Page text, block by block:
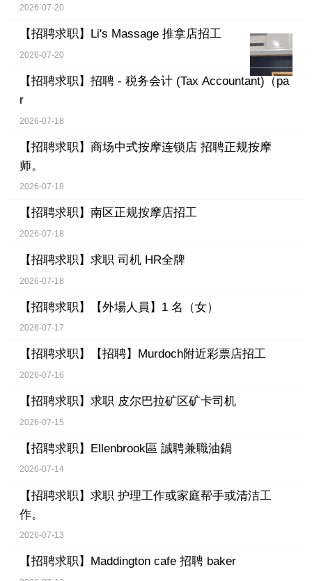
2026-07-20
【招聘求职】 Li's Massage 推拿店招工
2026-07-20
【招聘求职】 招聘 - 税务会计 (Tax Accountant)（pa
r
2026-07-18
【招聘求职】 商场中式按摩连锁店 招聘正规按摩
师。
2026-07-18
【招聘求职】 南区正规按摩店招工
2026-07-18
【招聘求职】 求职 司机 HR全牌
2026-07-18
【招聘求职】 【外場人員】1 名（女）
2026-07-17
【招聘求职】 【招聘】Murdoch附近彩票店招工
2026-07-16
【招聘求职】 求职 皮尔巴拉矿区矿卡司机
2026-07-15
【招聘求职】 Ellenbrook區 誠聘兼職油鍋
2026-07-14
【招聘求职】 求职 护理工作或家庭帮手或清洁工
作。
2026-07-13
【招聘求职】 Maddington cafe 招聘 baker